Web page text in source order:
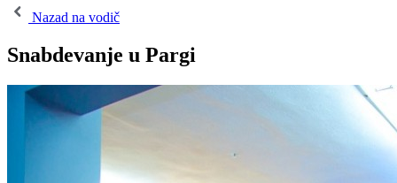
Nazad na vodič
Snabdevanje u Pargi